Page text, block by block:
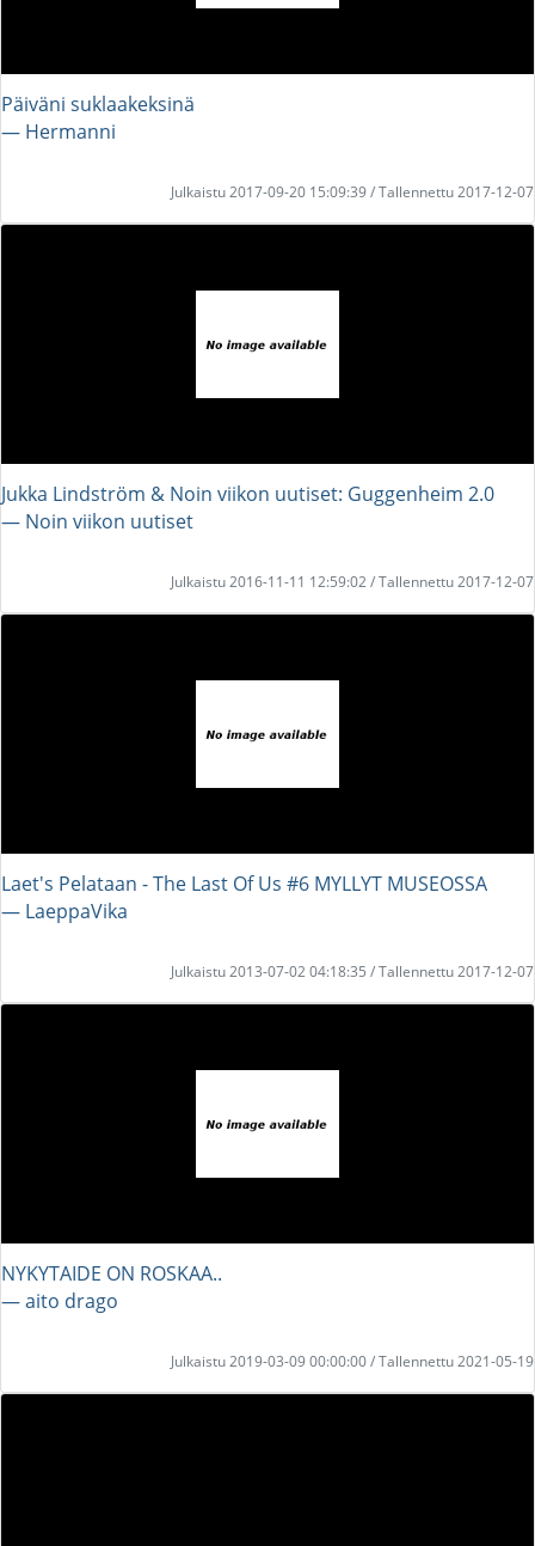
Päiväni suklaakeksinä
― Hermanni
Julkaistu 2017-09-20 15:09:39 / Tallennettu 2017-12-07
Jukka Lindström & Noin viikon uutiset: Guggenheim 2.0
― Noin viikon uutiset
Julkaistu 2016-11-11 12:59:02 / Tallennettu 2017-12-07
Laet's Pelataan - The Last Of Us #6 MYLLYT MUSEOSSA
― LaeppaVika
Julkaistu 2013-07-02 04:18:35 / Tallennettu 2017-12-07
NYKYTAIDE ON ROSKAA..
― aito drago
Julkaistu 2019-03-09 00:00:00 / Tallennettu 2021-05-19